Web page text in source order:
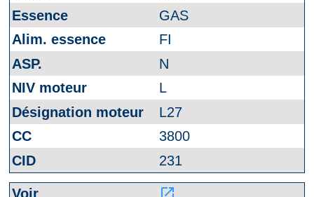
GAS
FI
N
L
L27
3800
231